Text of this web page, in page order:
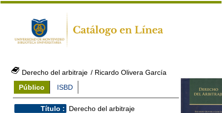
Derecho del arbitraje / Ricardo Olivera García
Público
ISBD
Título :
Derecho del arbitraje